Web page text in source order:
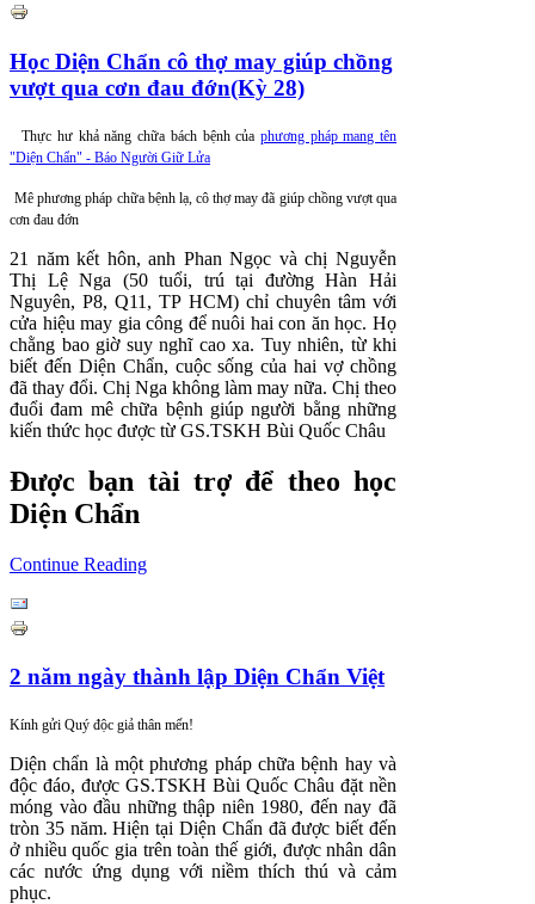
Học Diện Chẩn cô thợ may giúp chồng
vượt qua cơn đau đớn(Kỳ 28)
Thực hư khả năng chữa bách bệnh của phương pháp mang tên
"Diện Chẩn" - Báo Người Giữ Lửa
Mê phương pháp chữa bệnh lạ, cô thợ may đã giúp chồng vượt qua
cơn đau đớn
21 năm kết hôn, anh Phan Ngọc và chị Nguyễn
Thị Lệ Nga (50 tuổi, trú tại đường Hàn Hải
Nguyên, P8, Q11, TP HCM) chỉ chuyên tâm với
cửa hiệu may gia công để nuôi hai con ăn học. Họ
chằng bao giờ suy nghĩ cao xa. Tuy nhiên, từ khi
biết đến Diện Chẩn, cuộc sống của hai vợ chồng
đã thay đổi. Chị Nga không làm may nữa. Chị theo
đuổi đam mê chữa bệnh giúp người bằng những
kiến thức học được từ GS.TSKH Bùi Quốc Châu
Được bạn tài trợ để theo học
Diện Chẩn
Continue Reading
2 năm ngày thành lập Diện Chẩn Việt
Kính gửi Quý độc giả thân mến!
Diện chẩn là một phương pháp chữa bệnh hay và
độc đáo, được GS.TSKH Bùi Quốc Châu đặt nền
móng vào đầu những thập niên 1980, đến nay đã
tròn 35 năm. Hiện tại Diện Chẩn đã được biết đến
ở nhiều quốc gia trên toàn thế giới, được nhân dân
các nước ứng dụng với niềm thích thú và cảm
phục.